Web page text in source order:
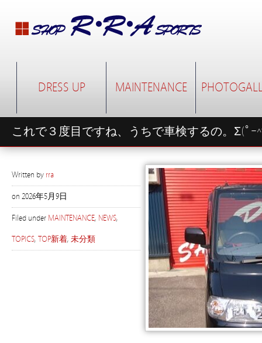
DRESS UP MAINTENANCE
これで３度目ですね、うちで車検するの。Σ(ﾟｰ
Written by rra
on 2026年5月9日
Filed under MAINTENANCE, NEWS,
TOPICS, TOP新着, 未分類